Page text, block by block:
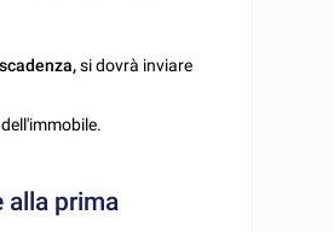
si dovrà inviare
alla prima